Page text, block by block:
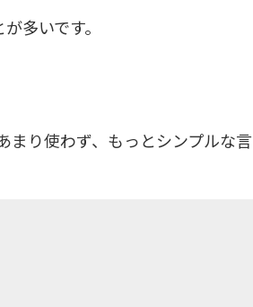
多いです。
り使わず、もっとシンプルな言